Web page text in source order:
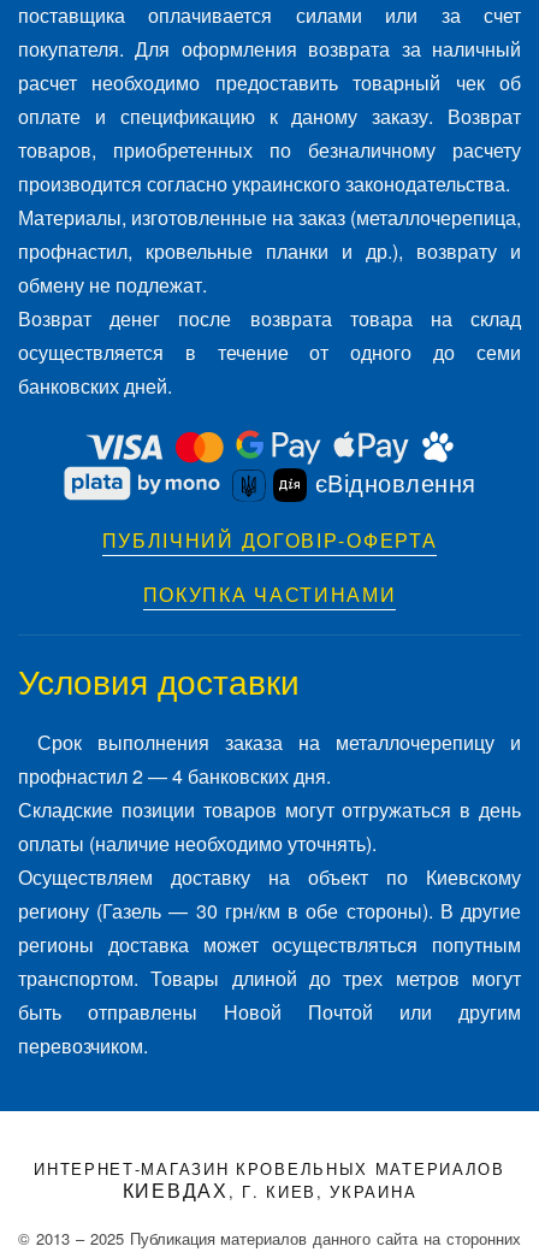
поставщика оплачивается силами или за счет
покупателя. Для оформления возврата за наличный
расчет необходимо предоставить товарный чек об
оплате и спецификацию к даному заказу. Возврат
товаров, приобретенных по безналичному расчету
производится согласно украинского законодательства.
Материалы, изготовленные на заказ (металлочерепица,
профнастил, кровельные планки и др.), возврату и
обмену не подлежат.
Возврат денег после возврата товара на склад
осуществляется в течение от одного до семи
банковских дней.
єВідновлення
ПУБЛІЧНИЙ ДОГОВІР-ОФЕРТА
ПОКУПКА ЧАСТИНАМИ
Условия доставки
Срок выполнения заказа на металлочерепицу и
профнастил 2 — 4 банковских дня.
Складские позиции товаров могут отгружаться в день
оплаты (наличие необходимо уточнять).
Осуществляем доставку на объект по Киевскому
региону (Газель — 30 грн/км в обе стороны). В другие
регионы доставка может осуществляться попутным
транспортом. Товары длиной до трех метров могут
быть отправлены Новой Почтой или другим
перевозчиком.
ИНТЕРНЕТ-МАГАЗИН КРОВЕЛЬНЫХ МАТЕРИАЛОВ
КИЕВДАХ , Г. КИЕВ, УКРАИНА
© 2013 – 2025 Публикация материалов данного сайта на сторонних